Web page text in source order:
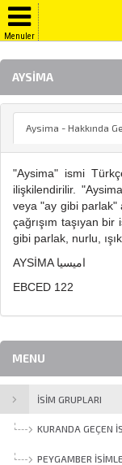
Menuler
AYSIMA
Aysima - Hakkında
"Aysima" ismi
ilişkilendirilir.
veya "ay gibi parlak"
çağrışım taşıyan
gibi parlak, nurlu,
AYSİMA اميسيا
EBCED 122
MENU
İSİM GRUPLARI
KURANDA GEÇEN
PEYGAMBER